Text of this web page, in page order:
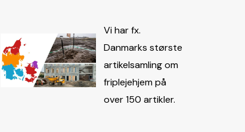
Vi har fx.
Danmarks største
artikelsamling om
friplejehjem på
over 150 artikler.